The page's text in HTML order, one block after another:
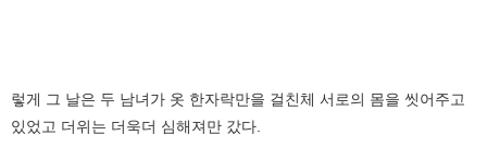
렇게 그 날은 두 남녀가 옷 한자락만을 걸친체 서로의 몸을 씻어주고
있었고 더위는 더욱더 심해져만 갔다.